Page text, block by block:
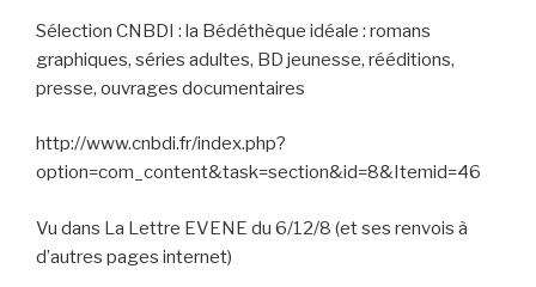
Sélection CNBDI : la Bédéthèque idéale : romans
graphiques, séries adultes, BD jeunesse, rééditions,
presse, ouvrages documentaires
http://www.cnbdi.fr/index.php?
option=com_content&task=section&id=8&Itemid=46
Vu dans La Lettre EVENE du 6/12/8 (et ses renvois à
d’autres pages internet)